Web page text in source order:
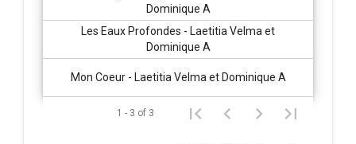
Dominique A
Les Eaux Profondes - Laetitia Velma et
Dominique A
Mon Coeur - Laetitia Velma et Dominique A
1 - 3 of 3